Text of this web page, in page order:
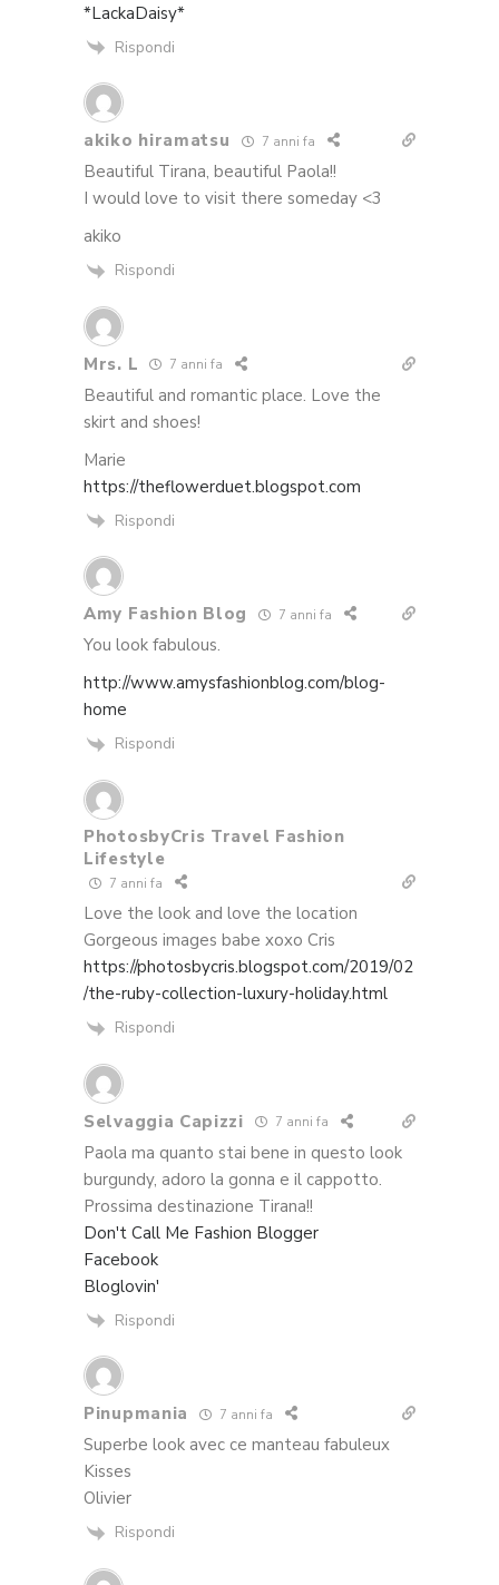
*LackaDaisy*
Rispondi
akiko hiramatsu 7 anni fa
Beautiful Tirana, beautiful Paola!!
I would love to visit there someday <3
akiko
Rispondi
Mrs. L 7 anni fa
Beautiful and romantic place. Love the
skirt and shoes!
Marie
https://theflowerduet.blogspot.com
Rispondi
Amy Fashion Blog 7 anni fa
You look fabulous.
http://www.amysfashionblog.com/blog-
home
Rispondi
PhotosbyCris Travel Fashion
Lifestyle
7 anni fa
Love the look and love the location
Gorgeous images babe xoxo Cris
https://photosbycris.blogspot.com/2019/02
/the-ruby-collection-luxury-holiday.html
Rispondi
Selvaggia Capizzi 7 anni fa
Paola ma quanto stai bene in questo look
burgundy, adoro la gonna e il cappotto.
Prossima destinazione Tirana!!
Don't Call Me Fashion Blogger
Facebook
Bloglovin'
Rispondi
Pinupmania 7 anni fa
Superbe look avec ce manteau fabuleux
Kisses
Olivier
Rispondi